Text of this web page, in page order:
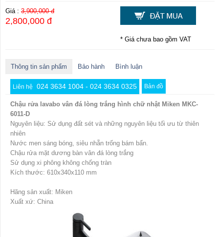
Giá : 3,900,000 đ
2,800,000 đ
* Giá chưa bao gồm VAT
Thông tin sản phẩm Bảo hành Bình luận
Liên hệ 024 3634 1004 - 024 3634 0325 Bản đồ
Chậu rửa lavabo vân đá lòng trắng hình chữ nhật Miken MKC-
6011-D
Nguyên liệu: Sử dụng đất sét và những nguyên liệu tối ưu từ thiên
nhiên
Nước men sáng bóng, siêu nhẵn trống bám bẩn.
Chậu rửa mặt dương bàn vân đá lòng trắng
Sử dụng xi phông không chống tràn
Kích thước: 610x340x110 mm
Hãng sản xuất: Miken
Xuất xứ: China